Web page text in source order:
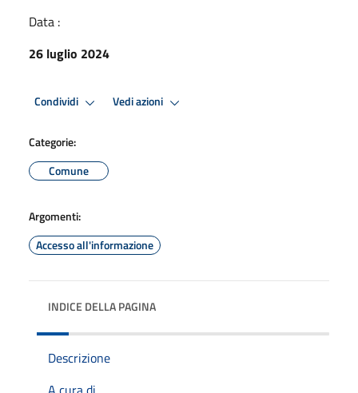
Data :
26 luglio 2024
Condividi Vedi azioni
Categorie:
Comune
Argomenti:
Accesso all'informazione
INDICE DELLA PAGINA
Descrizione